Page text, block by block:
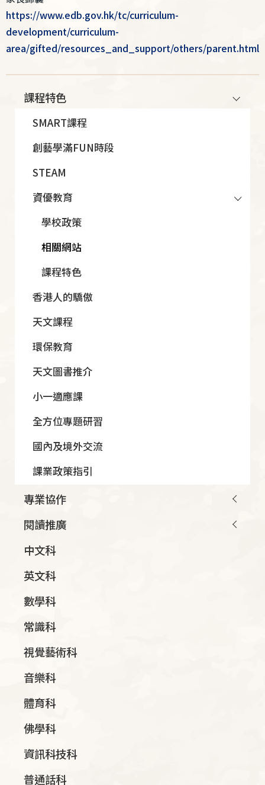
https://www.edb.gov.hk/tc/curriculum-
development/curriculum-
area/gifted/resources_and_support/others/parent.html
navigation
課程特色
SMART課程
創藝學滿FUN時段
STEAM
資優教育
學校政策
相關網站
課程特色
香港人的驕傲
天文課程
環保教育
天文圖書推介
小一適應課
全方位專題研習
國內及境外交流
課業政策指引
專業協作
閱讀推廣
中文科
英文科
數學科
常識科
視覺藝術科
音樂科
體育科
佛學科
資訊科技科
普通話科